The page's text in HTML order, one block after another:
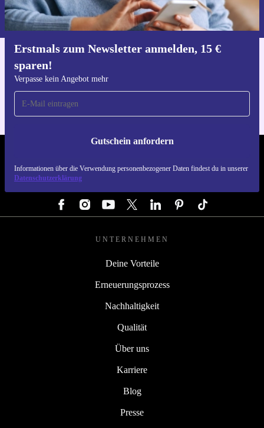
Erstmals zum Newsletter anmelden, 15 €
sparen!
Verpasse kein Angebot mehr
Gutschein anfordern
Informationen über die Verwendung personenbezogener Daten findest du in unserer
Datenschutzerklärung
Informationen über die Verwendung personenbezogener Daten findest
du in unsererDatenschutzerklärung.
Für iOS und Android
UNTERNEHMEN
Deine Vorteile
Erneuerungsprozess
Nachhaltigkeit
Qualität
Über uns
Karriere
Blog
Presse